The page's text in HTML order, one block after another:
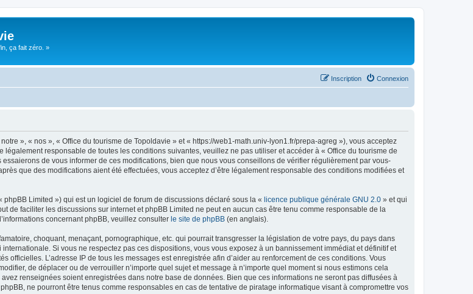
ça fait zéro. »
Connexion
Inscription
», « nos », « Office du tourisme de Topoldavie » et « https://web1-math.univ-lyon1.fr/prepa-agreg »), vous acceptez
légalement responsable de toutes les conditions suivantes, veuillez ne pas utiliser et accéder à « Office du tourisme de
de vous informer de ces modifications, bien que nous vous conseillons de vérifier régulièrement par vous-
que des modifications aient été effectuées, vous acceptez d’être légalement responsable des conditions modifiées et
Limited ») qui est un logiciel de forum de discussions déclaré sous la « licence publique générale GNU 2.0 » et qui
de faciliter les discussions sur internet et phpBB Limited ne peut en aucun cas être tenu comme responsable de la
concernant phpBB, veuillez consulter le site de phpBB (en anglais).
choquant, menaçant, pornographique, etc. qui pourrait transgresser la législation de votre pays, du pays dans
Si vous ne respectez pas ces dispositions, vous vous exposez à un bannissement immédiat et définitif et
officielles. L’adresse IP de tous les messages est enregistrée afin d’aider au renforcement de ces conditions. Vous
de déplacer ou de verrouiller n’importe quel sujet et message à n’importe quel moment si nous estimons cela
renseignées soient enregistrées dans notre base de données. Bien que ces informations ne seront pas diffusées à
ne pourront être tenus comme responsables en cas de tentative de piratage informatique visant à compromettre vos